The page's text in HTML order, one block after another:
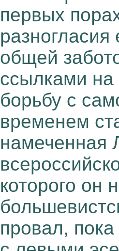
первых
общей
ссылками
борьбу с
временем
намеченная
которого он
провал,